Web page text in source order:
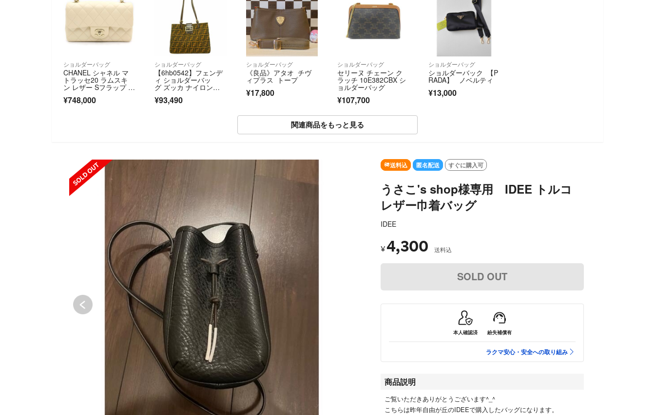
ショルダーバッグ
CHANEL シャネル マ
トラッセ20 ラムスキ
ン レザー Sフラップ S
ッグ ゴールド金具 ラ
¥748,000
ショルダーバッグ
【6hb0542】フェンデ
ィ ショルダーバッ
グ ズッカ ナイロンキ
ルバー金具【中古】レ
¥93,490
ショルダーバッグ
《良品》アタオ チヴ
ィプラス トープ
¥17,800
ショルダーバッグ
セリーヌ チェーン ク
ラッチ 10E382CBX シ
ョルダーバッグ
¥107,700
ショルダーバッグ
ショルダーバック 【P
RADA】 ノベルティ
¥13,000
関連商品をもっと見る
送料込 匿名配送 すぐに購入可
うさこ's shop様専用 IDEE トルコ
レザー巾着バッグ
IDEE
¥4,300 送料込
SOLD OUT
本人確認済 紛失補償有
ラクマ安心・安全への取り組み
商品説明
ご覧いただきありがとうございます^_^
こちらは昨年自由が丘のIDEEで購入したバッグになります。